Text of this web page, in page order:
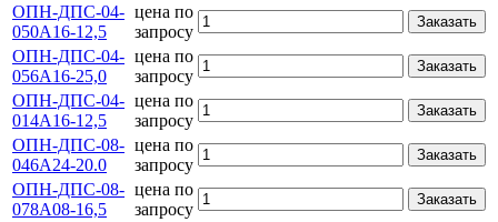
ОПН-ДПС-04-
050А16-12,5
цена по
запросу
Заказать
ОПН-ДПС-04-
056А16-25,0
цена по
запросу
Заказать
ОПН-ДПС-04-
014А16-12,5
цена по
запросу
Заказать
ОПН-ДПС-08-
046А24-20.0
цена по
запросу
Заказать
ОПН-ДПС-08-
078А08-16,5
цена по
запросу
Заказать